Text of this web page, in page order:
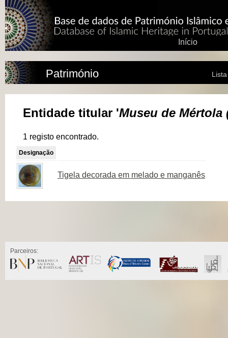
Início
Património
Entidade titular 'Museu de Mértola
1 registo encontrado.
Designação
Tigela decorada em melado e manganês
Parceiros: